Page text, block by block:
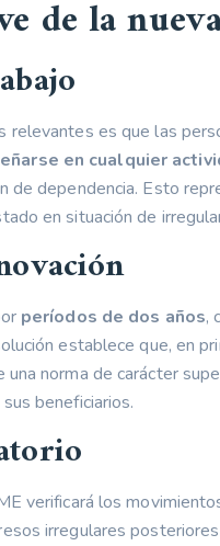
de la
relevantes es que las
en cualquier
de dependencia. Esto
en situación de
períodos de dos años,
establece que, en
una norma de carácter
beneficiarios.
verificará los
irregulares